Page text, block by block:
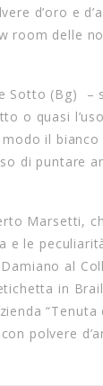
d’oro e
room delle
Sotto (Bg)
o quasi
il
di puntare
Marsetti,
e le
al
in
polvere